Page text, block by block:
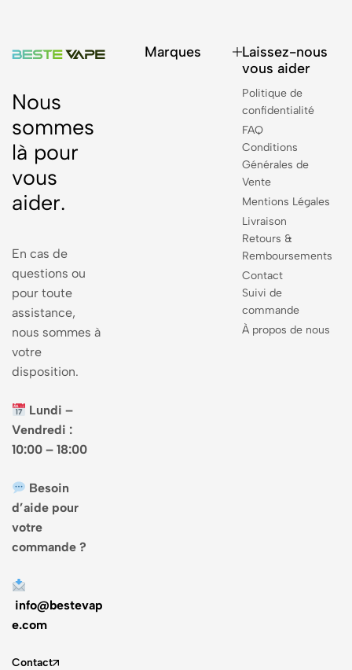
Nous
sommes
là pour
vous
aider.
En cas de
questions ou
pour toute
assistance,
nous sommes à
votre
disposition.
Lundi –
Vendredi :
10:00 – 18:00
Besoin
d’aide pour
votre
commande ?
info@bestevap
e.com
Contact
Marques
Laissez-nous
vous aider
Politique de
confidentialité
FAQ
Conditions
Générales de
Vente
Mentions Légales
Livraison
Retours &
Remboursements
Contact
Suivi de
commande
À propos de nous